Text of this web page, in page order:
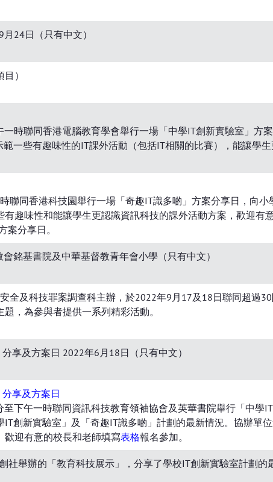
24日（只有中文）
）
時聯同香港電腦教育學會舉行一場「中學IT創新實驗室」方
一些有趣味性的IT課外活動（包括IT相關的比賽），能讓學
聯同香港科技園舉行一場「奇趣IT識多啲」方案分享日，向
趣味性和能讓學生更認識資訊科技的課外活動方案，歡迎有
案分享日。
銘基書院及中華基督教青年會小學（只有中文）
全及科技罪案調查科主辦，於2022年9月17及18日聯同超過
，為參與者提供一系列精彩活動。
享及方案日 2022年6月18日（只有中文）
享及方案日
下午一時聯同資訊科技教育領袖協會及英華書院舉行「中學
創新實驗室」及「奇趣IT識多啲」計劃的最新情況。協辦單
迎有意的校長和老師填寫表格報名參加。
舉辦的「教育科技展示」，分享了學校IT創新實驗室計劃的